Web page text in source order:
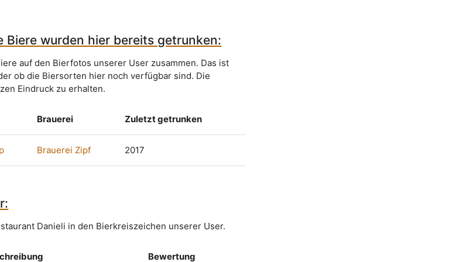
Biere wurden hier bereits getrunken:
auf den Bierfotos unserer User zusammen. Das ist
ob die Biersorten hier noch verfügbar sind. Die
Eindruck zu erhalten.
Brauerei Zuletzt getrunken
Brauerei Zipf 2017
Danieli in den Bierkreiszeichen unserer User.
Bewertung